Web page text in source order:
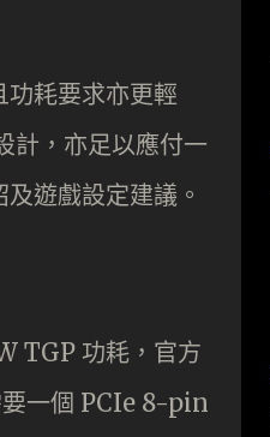
耗要求亦更輕
計，亦足以應付一
遊戲設定建議。
TGP 功耗，官方
要一個 PCIe 8-pin